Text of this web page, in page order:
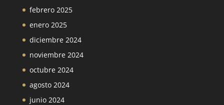
febrero 2025
enero 2025
diciembre 2024
noviembre 2024
octubre 2024
agosto 2024
junio 2024